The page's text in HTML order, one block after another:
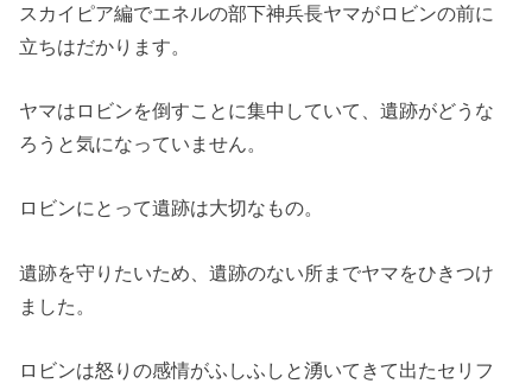
スカイピア編でエネルの部下神兵長ヤマがロビンの前に
立ちはだかります。
ヤマはロビンを倒すことに集中していて、遺跡がどうな
ろうと気になっていません。
ロビンにとって遺跡は大切なもの。
遺跡を守りたいため、遺跡のない所までヤマをひきつけ
ました。
ロビンは怒りの感情がふしふしと湧いてきて出たセリフ